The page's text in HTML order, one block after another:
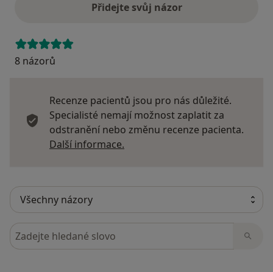
Přidejte svůj názor
8 názorů
Recenze pacientů jsou pro nás důležité.
Specialisté nemají možnost zaplatit za
odstranění nebo změnu recenze pacienta.
Další informace.
Hledejte v názorech